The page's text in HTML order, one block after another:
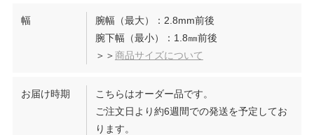
幅
腕幅（最大）：2.8mm前後
腕下幅（最小）：1.8㎜前後
＞＞商品サイズについて
お届け時期
こちらはオーダー品です。
ご注文日より約6週間での発送を予定してお
ります。